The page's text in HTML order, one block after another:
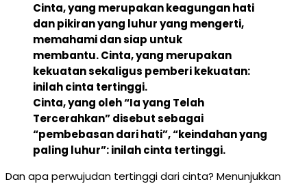
Cinta, yang merupakan keagungan hati
dan pikiran yang luhur yang mengerti,
memahami dan siap untuk
membantu. Cinta, yang merupakan
kekuatan sekaligus pemberi kekuatan:
inilah cinta tertinggi.
Cinta, yang oleh “Ia yang Telah
Tercerahkan” disebut sebagai
“pembebasan dari hati”, “keindahan yang
paling luhur”: inilah cinta tertinggi.
Dan apa perwujudan tertinggi dari cinta? Menunjukkan